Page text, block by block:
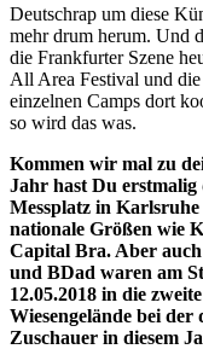
Deutschrap um diese
mehr drum herum. Und
die Frankfurter Szene
All Area Festival und
einzelnen Camps dort
so wird das was.
Kommen wir mal zu
Jahr hast Du erstmalig
Messplatz in
nationale Größen wie
Capital Bra. Aber
und BDad waren am
12.05.2018 in die
Wiesengelände bei
Zuschauer in diesem